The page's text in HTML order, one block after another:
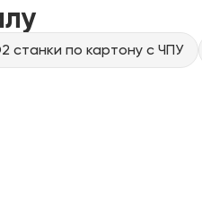
станки по картону с ЧПУ